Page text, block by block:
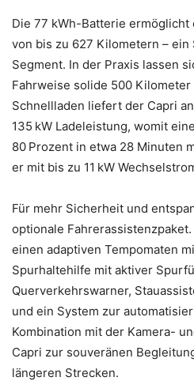
Die 77 kWh-Batterie ermöglicht
von bis zu 627 Kilometern –
Segment. In der Praxis lassen
Fahrweise solide 500
Schnellladen liefert der Capri
135 kW Ladeleistung, womit
80 Prozent in etwa 28 Minuten
er mit bis zu 11 kW
Für mehr Sicherheit und
optionale
einen adaptiven Tempomaten
Spurhaltehilfe mit aktiver
Querverkehrswarner,
und ein System zur
Kombination mit der Kamera-
Capri zur souveränen
längeren Strecken.